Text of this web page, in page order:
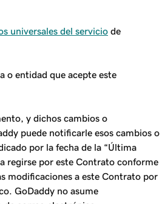
universales del servicio de
o entidad que acepte este
y dichos cambios o
puede notificarle esos cambios o
por la fecha de la “Última
regirse por este Contrato conforme
modificaciones a este Contrato por
GoDaddy no asume